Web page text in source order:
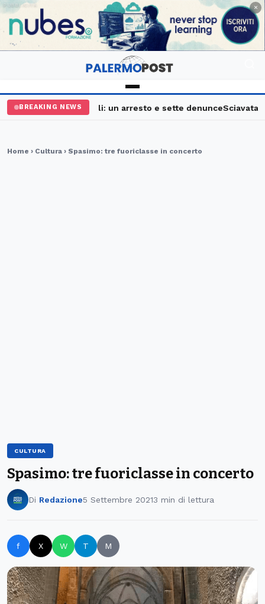
PUBBLICITÀ ×
BREAKING NEWS
maxi controlli: un arresto e sette denunceSciavata
Home › Cultura › Spasimo: tre fuoriclasse in concerto
CULTURA
Spasimo: tre fuoriclasse in concerto
Di Redazione5 Settembre 20213 min di lettura
f X W T M